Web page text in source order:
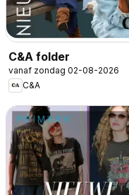
C&A folder
vanaf zondag 02-08-2026
C&A